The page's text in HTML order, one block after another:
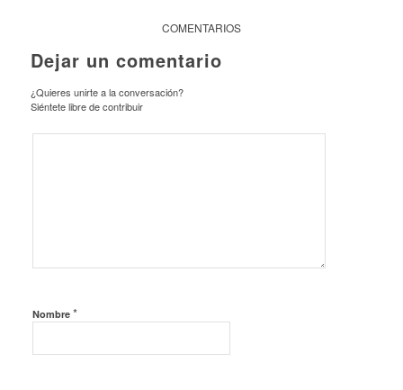
COMENTARIOS
Dejar un comentario
¿Quieres unirte a la conversación?
Siéntete libre de contribuir
Nombre *